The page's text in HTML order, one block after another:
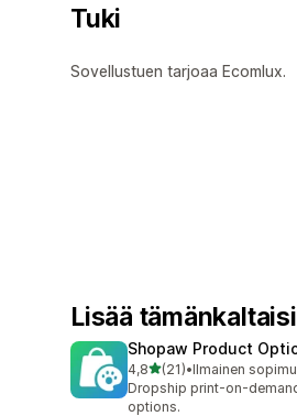
Tuki
Sovellustuen tarjoaa Ecomlux.
Lisää
Shopaw Product
4,8/ 5 tähteä
(21)
21 arvostelua yhteensä
•Ilmainen
Dropship print-on-
options.